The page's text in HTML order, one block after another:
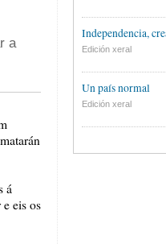
a
á
eis os
Independencia,
Edición xeral
Un país normal
Edición xeral